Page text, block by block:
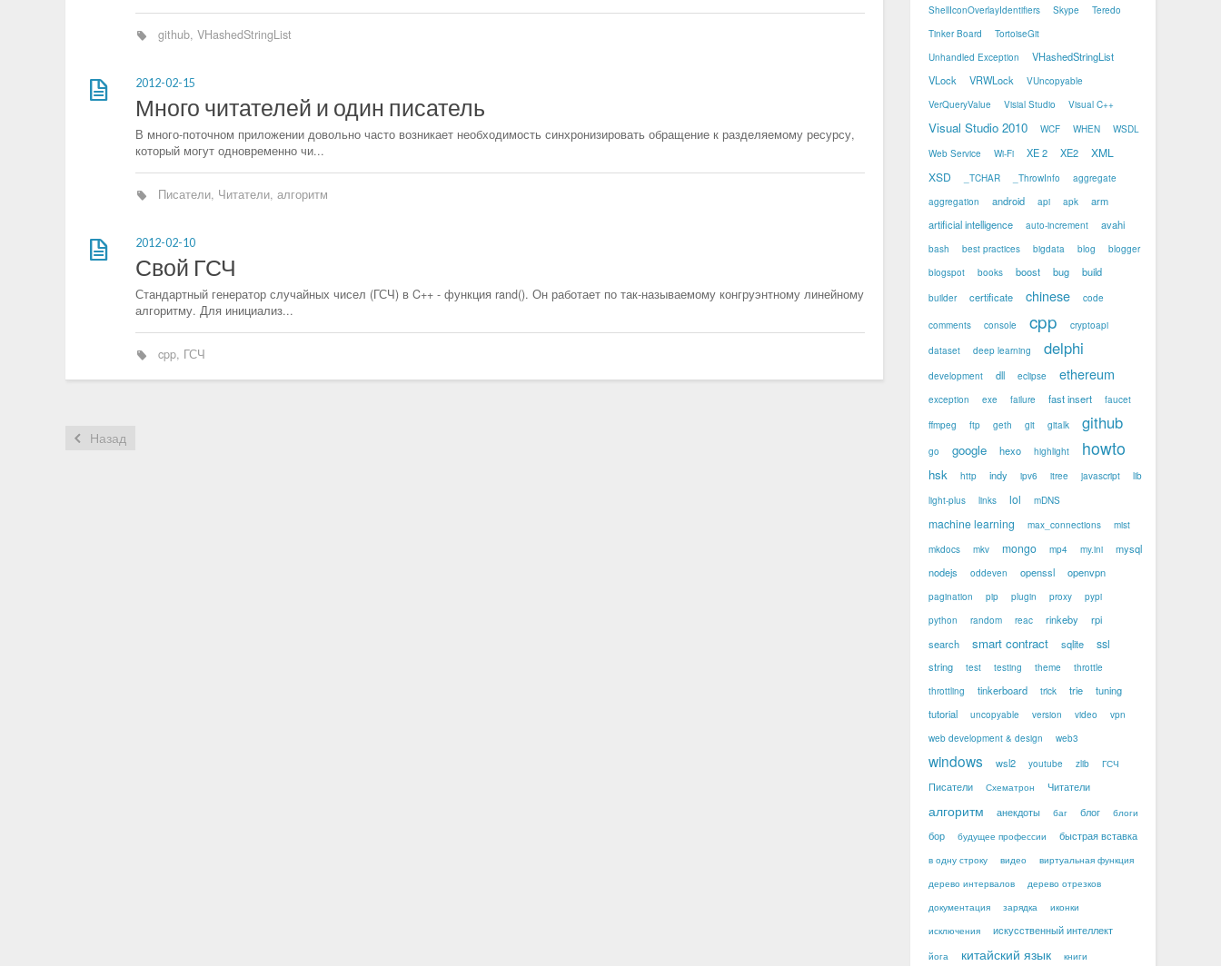
github, VHashedStringList
2012-02-15
Много читателей и один писатель
В много-поточном приложении довольно часто возникает необходимость синхронизировать обращение к разделяемому ресурсу,
который могут одновременно чи...
Писатели, Читатели, алгоритм
2012-02-10
Свой ГСЧ
Стандартный генератор случайных чисел (ГСЧ) в C++ - функция rand(). Он работает по так-называемому конгруэнтному линейному
алгоритму. Для инициализ...
cpp, ГСЧ
Назад
ShellIconOverlayIdentifiers Skype
Teredo
Tinker Board
TortoiseGit
Unhandled Exception
VHashedStringList
VLock
VRWLock
VUncopyable
VerQueryValue
Visial Studio Visual C++
Visual Studio 2010 WCF WHEN
WSDL
Web Service
Wi-Fi XE 2 XE2
XML
XSD
_TCHAR _ThrowInfo
aggregate
aggregation
android api apk
arm
artificial intelligence
auto-increment avahi
bash best practices bigdata blog
blogger
blogspot
books boost bug build
builder certificate chinese code
comments console cpp
cryptoapi
dataset
deep learning delphi
development dll eclipse ethereum
exception exe failure fast insert
faucet
ffmpeg
ftp geth git gitalk github
go google hexo highlight howto
hsk http indy ipv6 itree javascript
lib
light-plus
links lol mDNS
machine learning max_connections
mist
mkdocs
mkv mongo mp4 my.ini
mysql
nodejs
oddeven openssl openvpn
pagination pip plugin proxy
pypi
python
random reac rinkeby
rpi
search
smart contract sqlite ssl
string test testing theme
throttle
throttling
tinkerboard trick trie
tuning
tutorial
uncopyable version video
vpn
web development & design
web3
windows wsl2 youtube zlib ГСЧ
Писатели Схематрон Читатели
алгоритм анекдоты баг блог блоги
бор будущее профессии быстрая вставка
в одну строку видео
виртуальная функция
дерево интервалов
дерево отрезков
документация
зарядка
иконки
исключения
искусственный интеллект
йога китайский язык книги